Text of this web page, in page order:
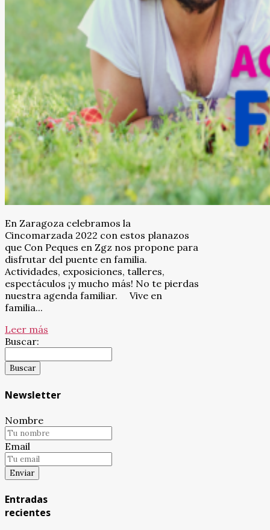
En Zaragoza celebramos la
Cincomarzada 2022 con estos planazos
que Con Peques en Zgz nos propone para
disfrutar del puente en familia.
Actividades, exposiciones, talleres,
espectáculos ¡y mucho más! No te pierdas
nuestra agenda familiar. Vive en
familia...
Leer más
Buscar:
Newsletter
Nombre
Email
Entradas
recientes